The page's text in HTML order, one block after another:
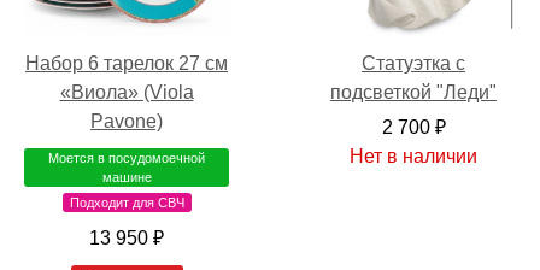
Набор 6 тарелок 27 см
«Виола» (Viola
Pavone)
Моется в посудомоечной
машине
Подходит для СВЧ
13 950 ₽
Статуэтка с
подсветкой "Леди"
2 700 ₽
Нет в наличии